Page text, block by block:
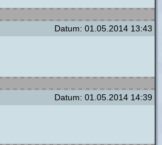
Datum: 01.05.2014 13:43
Datum: 01.05.2014 14:39